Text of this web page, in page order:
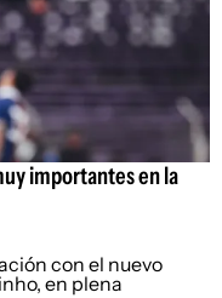
importantes en la